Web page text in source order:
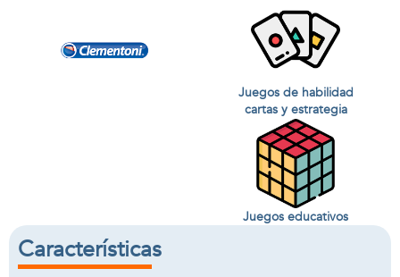
Juegos de habilidad
cartas y estrategia
Juegos educativos
Características